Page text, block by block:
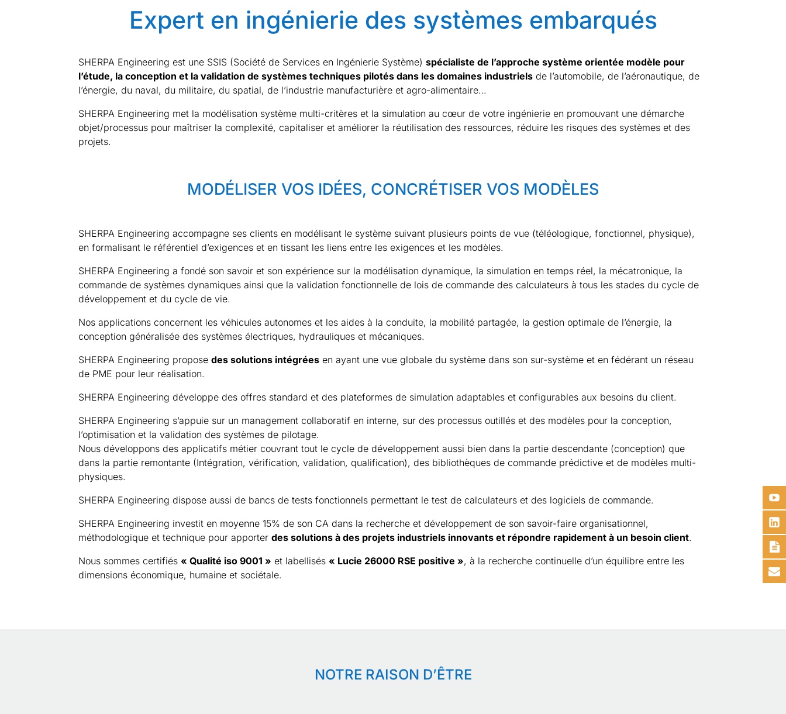
Expert en ingénierie des systèmes embarqués
SHERPA Engineering est une SSIS (Société de Services en Ingénierie Système)spécialiste de l’approche système orientée modèle pour
l’étude, la conception et la validation de systèmes techniques pilotés dans les domaines industriels de l’automobile, de l’aéronautique, de
l’énergie, du naval, du militaire, du spatial, de l’industrie manufacturière et agro-alimentaire…
SHERPA Engineering met la modélisation système multi-critères et la simulation au cœur de votre ingénierie en promouvant une démarche
objet/processus pour maîtriser la complexité, capitaliser et améliorer la réutilisation des ressources, réduire les risques des systèmes et des
projets.
MODÉLISER VOS IDÉES, CONCRÉTISER VOS MODÈLES
SHERPA Engineering accompagne ses clients en modélisant le système suivant plusieurs points de vue (téléologique, fonctionnel, physique),
en formalisant le référentiel d’exigences et en tissant les liens entre les exigences et les modèles.
SHERPA Engineering a fondé son savoir et son expérience sur la modélisation dynamique, la simulation en temps réel, la mécatronique, la
commande de systèmes dynamiques ainsi que la validation fonctionnelle de lois de commande des calculateurs à tous les stades du cycle de
développement et du cycle de vie.
Nos applications concernent les véhicules autonomes et les aides à la conduite, la mobilité partagée, la gestion optimale de l’énergie, la
conception généralisée des systèmes électriques, hydrauliques et mécaniques.
SHERPA Engineering proposedes solutions intégrées en ayant une vue globale du système dans son sur-système et en fédérant un réseau
de PME pour leur réalisation.
SHERPA Engineering développe des offres standard et des plateformes de simulation adaptables et configurables aux besoins du client.
SHERPA Engineering s’appuie sur un management collaboratif en interne, sur des processus outillés et des modèles pour la conception,
l’optimisation et la validation des systèmes de pilotage.
Nous développons des applicatifs métier couvrant tout le cycle de développement aussi bien dans la partie descendante (conception) que
dans la partie remontante (Intégration, vérification, validation, qualification), des bibliothèques de commande prédictive et de modèles multi-
physiques.
SHERPA Engineering dispose aussi de bancs de tests fonctionnels permettant le test de calculateurs et des logiciels de commande.
SHERPA Engineering investit en moyenne 15% de son CA dans la recherche et développement de son savoir-faire organisationnel,
méthodologique et technique pour apporterdes solutions à des projets industriels innovants et répondre rapidement à un besoin client.
Nous sommes certifiés « Qualité iso 9001 » et labellisés « Lucie 26000 RSE positive », à la recherche continuelle d’un équilibre entre les
dimensions économique, humaine et sociétale.
NOTRE RAISON D’ÊTRE